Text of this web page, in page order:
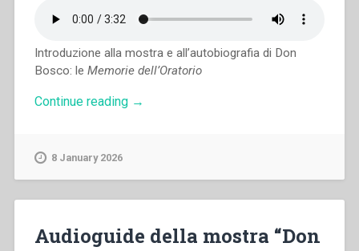
Introduzione alla mostra e all’autobiografia di Don
Bosco: le Memorie dell’Oratorio
Continue reading “Audioguida
“Don
al
→
8 January 2026
Audioguide della mostra “Don